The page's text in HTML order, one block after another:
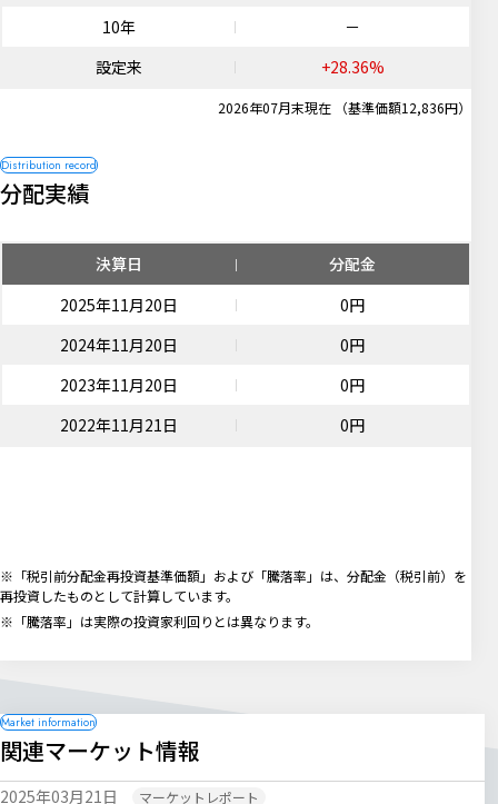
10年
－
設定来
+28.36%
2026年07月末現在 （基準価額12,836円）
分配実績
決算日
分配金
2025年11月20日
0円
2024年11月20日
0円
2023年11月20日
0円
2022年11月21日
0円
※「税引前分配金再投資基準価額」および「騰落率」は、分配金（税引前）を
再投資したものとして計算しています。
※「騰落率」は実際の投資家利回りとは異なります。
関連マーケット情報
2025年03月21日 マーケットレポート